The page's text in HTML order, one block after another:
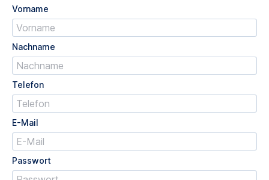
Vorname
Nachname
Telefon
E-Mail
Passwort